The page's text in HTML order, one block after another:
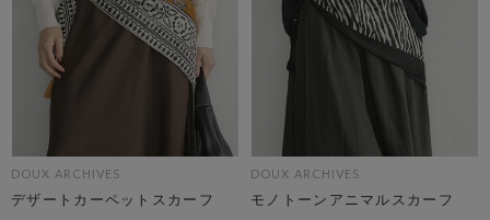
DOUX ARCHIVES
デザートカーペットスカーフ
DOUX ARCHIVES
モノトーンアニマルスカーフ